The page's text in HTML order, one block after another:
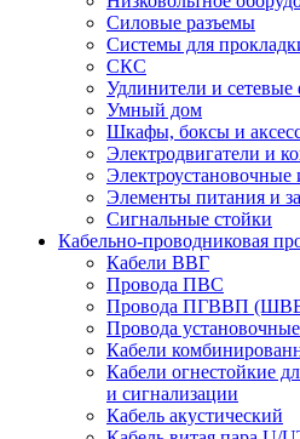
Силовые разъемы
Системы для
СКС
Удлинители и сетевые
Умный дом
Шкафы, боксы и
Электродвигатели и
Электроустановочные
Элементы питания и
Сигнальные стойки
Кабельно-проводниковая
Кабели ВВГ
Провода ПВС
Провода ПГВВП
Провода
Кабели
Кабели огнестойкие
и сигнализации
Кабель акустический